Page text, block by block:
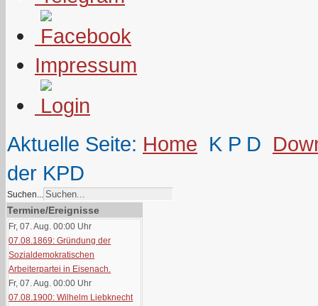
Impressum
Aktuelle Seite: Home K P D
der KPD
Suchen...
Termine/Ereignisse
Fr, 07. Aug. 00:00 Uhr
07.08.1869: Gründung der
Sozialdemokratischen
Arbeiterpartei in Eisenach.
Fr, 07. Aug. 00:00 Uhr
07.08.1900: Wilhelm Liebknecht